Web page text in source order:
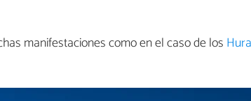
manifestaciones como en el caso de los